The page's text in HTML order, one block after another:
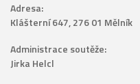
Adresa:
Klášterní 647, 276 01 Mělník
Administrace soutěže:
Jirka Helcl